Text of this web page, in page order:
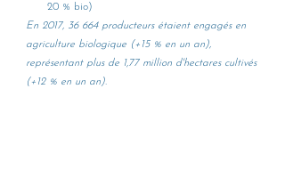
20 % bio)
En 2017, 36 664 producteurs étaient engagés en
agriculture biologique (+15 % en un an),
représentant plus de 1,77 million d'hectares cultivés
(+12 % en un an).